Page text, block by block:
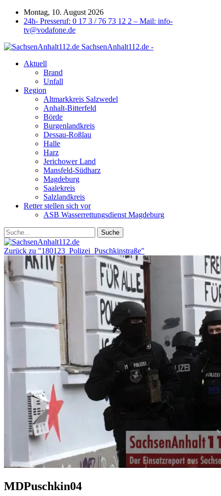
Montag, 10. August 2026
24h- Presseruf: 0 17 3 / 76 73 12 2 – Mail: info-
tv@vodafone.de
SachsenAnhalt112.de -
Aktuell
Brand
Unfall
Region
Altmarkkreis Salzwedel
Anhalt-Bitterfeld
Börde
Burgenlandkreis
Dessau-Roßlau
Halle
Harz
Jerichower Land
Mansfeld-Südharz
Magdeburg
Saalekreis
Salzlandkreis
Retter stellen sich vor
ASB Wasserrettungsdienst Magdeburg
Zurück zu "180123_Polizei_Puschkinstraße"
MDPuschkin04